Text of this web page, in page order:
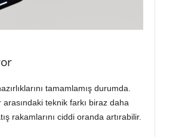
tamamlamış durumda.
teknik farkı biraz daha
rakamlarını ciddi oranda artırabilir.